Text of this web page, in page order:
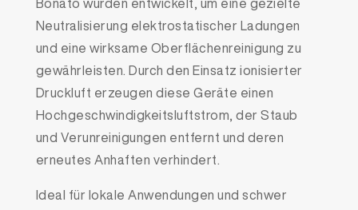
Bonato wurden entwickelt, um eine gezielte
Neutralisierung elektrostatischer Ladungen
und eine wirksame Oberflächenreinigung zu
gewährleisten. Durch den Einsatz ionisierter
Druckluft erzeugen diese Geräte einen
Hochgeschwindigkeitsluftstrom, der Staub
und Verunreinigungen entfernt und deren
erneutes Anhaften verhindert.
Ideal für lokale Anwendungen und schwer